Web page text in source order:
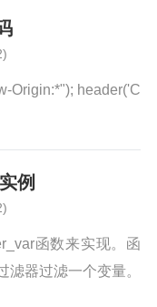
Origin:*"); header('C
例
函数来实现。函
器过滤一个变量。